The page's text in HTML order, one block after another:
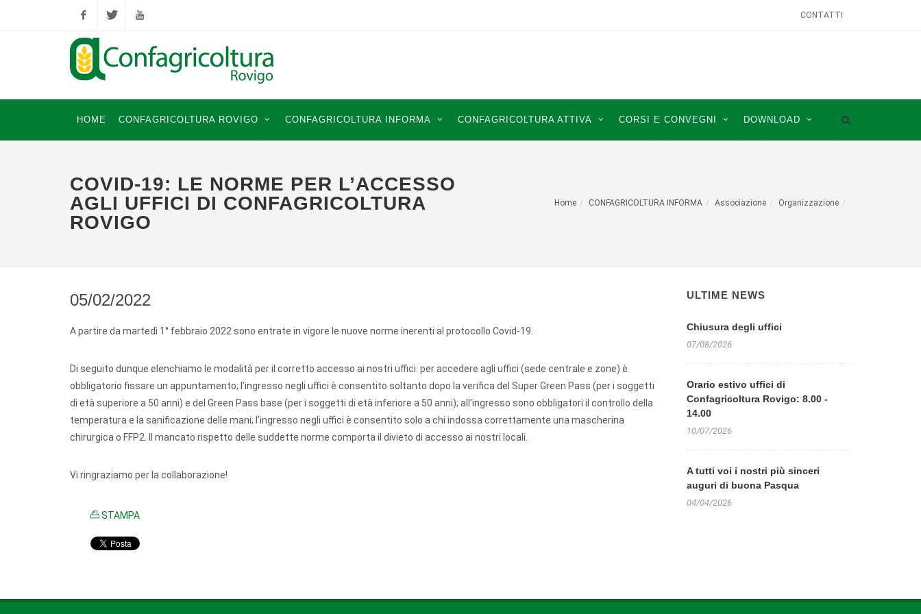
FacebookTwitter YouTube
CONTATTI
HOME CONFAGRICOLTURA ROVIGO CONFAGRICOLTURA INFORMA CONFAGRICOLTURA ATTIVA CORSI E CONVEGNI DOWNLOAD
COVID-19: LE NORME PER L’ACCESSO
AGLI UFFICI DI CONFAGRICOLTURA
ROVIGO
Home CONFAGRICOLTURA INFORMA Associazione Organizzazione
05/02/2022
A partire da martedì 1° febbraio 2022 sono entrate in vigore le nuove norme inerenti al protocollo Covid-19.
Di seguito dunque elenchiamo le modalità per il corretto accesso ai nostri uffici: per accedere agli uffici (sede centrale e zone) è
obbligatorio fissare un appuntamento; l’ingresso negli uffici è consentito soltanto dopo la verifica del Super Green Pass (per i soggetti
di età superiore a 50 anni) e del Green Pass base (per i soggetti di età inferiore a 50 anni); all’ingresso sono obbligatori il controllo della
temperatura e la sanificazione delle mani; l’ingresso negli uffici è consentito solo a chi indossa correttamente una mascherina
chirurgica o FFP2. Il mancato rispetto delle suddette norme comporta il divieto di accesso ai nostri locali.
Vi ringraziamo per la collaborazione!
STAMPA
ULTIME NEWS
Chiusura degli uffici
07/08/2026
Orario estivo uffici di
Confagricoltura Rovigo: 8.00 -
14.00
10/07/2026
A tutti voi i nostri più sinceri
auguri di buona Pasqua
04/04/2026